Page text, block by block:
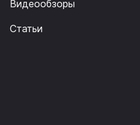
Видеообзоры
Статьи